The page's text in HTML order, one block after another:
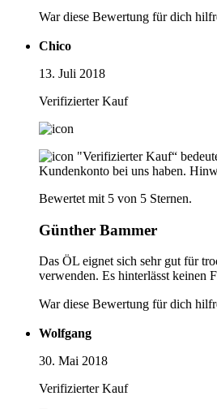
War diese Bewertung für dich
Chico
13. Juli 2018
Verifizierter Kauf
"Verifizierter Kauf“
Kundenkonto bei uns haben.
Bewertet mit 5 von 5 Sternen.
Günther Bammer
Das ÖL eignet sich sehr gut für
verwenden. Es hinterlässt keinen
War diese Bewertung für dich
Wolfgang
30. Mai 2018
Verifizierter Kauf